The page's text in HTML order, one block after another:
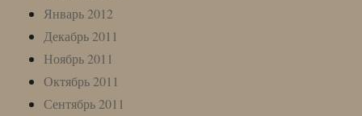
Январь 2012
Декабрь 2011
Ноябрь 2011
Октябрь 2011
Сентябрь 2011